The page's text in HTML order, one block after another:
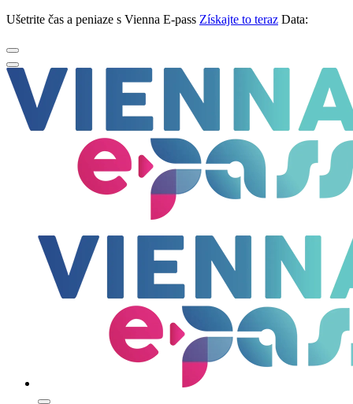
Ušetrite čas a peniaze s Vienna E-pass Získajte to teraz Data: